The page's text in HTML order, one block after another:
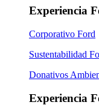
Experiencia
Corporativo Ford
Sustentabilidad
Donativos
Experiencia